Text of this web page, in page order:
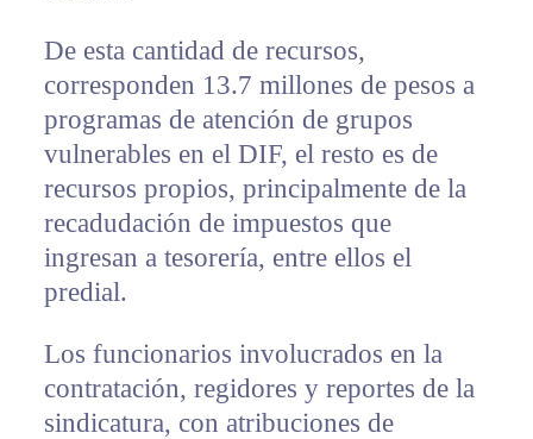
De esta cantidad de recursos,
corresponden 13.7 millones de pesos a
programas de atención de grupos
vulnerables en el DIF, el resto es de
recursos propios, principalmente de la
recadudación de impuestos que
ingresan a tesorería, entre ellos el
predial.
Los funcionarios involucrados en la
contratación, regidores y reportes de la
sindicatura, con atribuciones de